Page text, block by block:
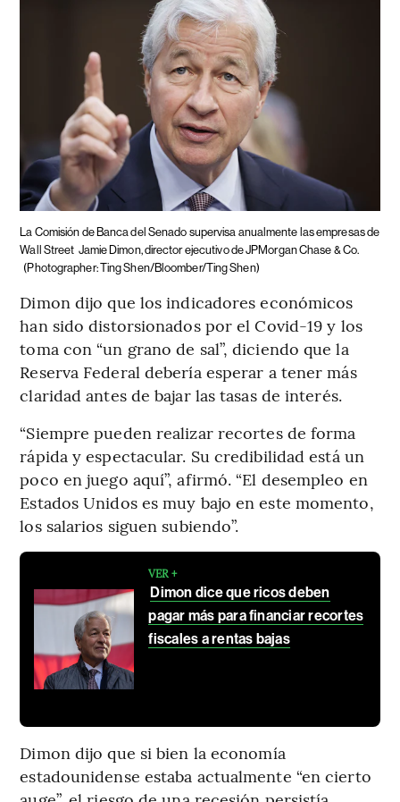
La Comisión de Banca del Senado supervisa anualmente las empresas de
Wall Street Jamie Dimon, director ejecutivo de JPMorgan Chase & Co.
(Photographer: Ting Shen/Bloomber/Ting Shen)
Dimon dijo que los indicadores económicos
han sido distorsionados por el Covid-19 y los
toma con “un grano de sal”, diciendo que la
Reserva Federal debería esperar a tener más
claridad antes de bajar las tasas de interés.
“Siempre pueden realizar recortes de forma
rápida y espectacular. Su credibilidad está un
poco en juego aquí”, afirmó. “El desempleo en
Estados Unidos es muy bajo en este momento,
los salarios siguen subiendo”.
VER +
Dimon dice que ricos deben
pagar más para financiar recortes
fiscales a rentas bajas
Dimon dijo que si bien la economía
estadounidense estaba actualmente “en cierto